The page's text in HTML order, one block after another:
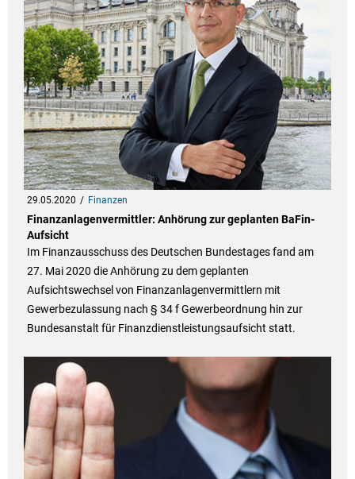
29.05.2020 Finanzen
Finanzanlagenvermittler: Anhörung zur geplanten BaFin-
Aufsicht
Im Finanzausschuss des Deutschen Bundestages fand am
27. Mai 2020 die Anhörung zu dem geplanten
Aufsichtswechsel von Finanzanlagenvermittlern mit
Gewerbezulassung nach § 34 f Gewerbeordnung hin zur
Bundesanstalt für Finanzdienstleistungsaufsicht statt.